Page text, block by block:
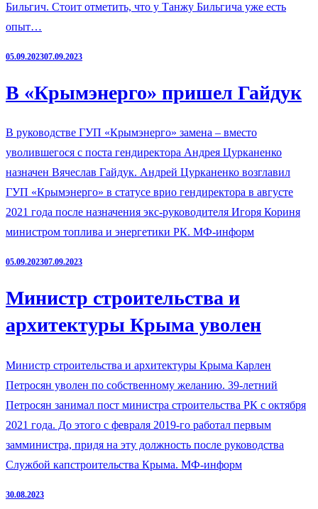
Бильгич. Стоит отметить, что у Танжу Бильгича уже есть
опыт…
05.09.202307.09.2023
В «Крымэнерго» пришел Гайдук
В руководстве ГУП «Крымэнерго» замена – вместо
уволившегося с поста гендиректора Андрея Цурканенко
назначен Вячеслав Гайдук. Андрей Цурканенко возглавил
ГУП «Крымэнерго» в статусе врио гендиректора в августе
2021 года после назначения экс-руководителя Игоря Кориня
министром топлива и энергетики РК. МФ-информ
05.09.202307.09.2023
Министр строительства и
архитектуры Крыма уволен
Министр строительства и архитектуры Крыма Карлен
Петросян уволен по собственному желанию. 39-летний
Петросян занимал пост министра строительства РК с октября
2021 года. До этого с февраля 2019-го работал первым
замминистра, придя на эту должность после руководства
Службой капстроительства Крыма. МФ-информ
30.08.2023